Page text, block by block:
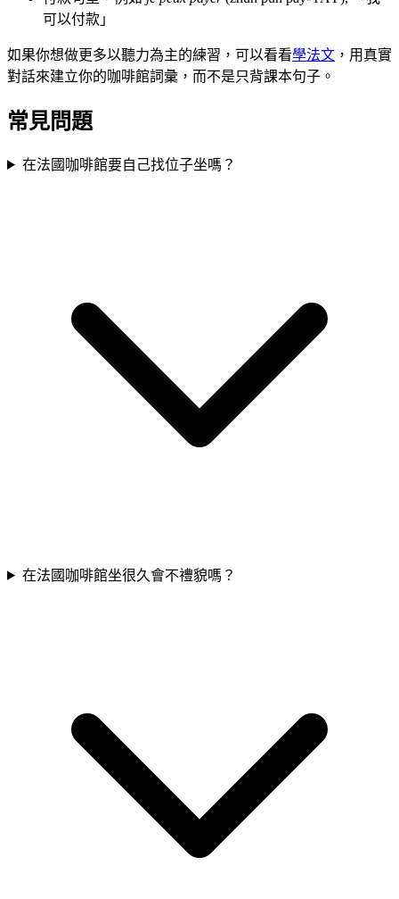
可以付款」
如果你想做更多以聽力為主的練習，可以看看學法文 ，用真實
對話來建立你的咖啡館詞彙，而不是只背課本句子。
常見問題
在法國咖啡館要自己找位子坐嗎？
在法國咖啡館坐很久會不禮貌嗎？